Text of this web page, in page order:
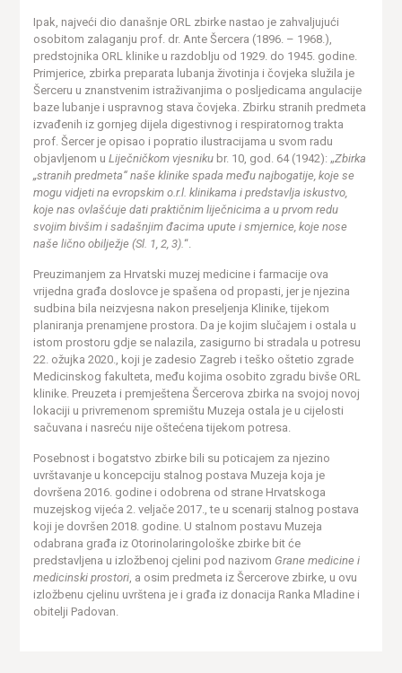
Ipak, najveći dio današnje ORL zbirke nastao je zahvaljujući
osobitom zalaganju prof. dr. Ante Šercera (1896. – 1968.),
predstojnika ORL klinike u razdoblju od 1929. do 1945. godine.
Primjerice, zbirka preparata lubanja životinja i čovjeka služila je
Šerceru u znanstvenim istraživanjima o posljedicama angulacije
baze lubanje i uspravnog stava čovjeka. Zbirku stranih predmeta
izvađenih iz gornjeg dijela digestivnog i respiratornog trakta
prof. Šercer je opisao i popratio ilustracijama u svom radu
objavljenom u Liječničkom vjesnikubr. 10, god. 64 (1942): „Zbirka
„stranih predmeta“ naše klinike spada među najbogatije, koje se
mogu vidjeti na evropskim o.r.l. klinikama i predstavlja iskustvo,
koje nas ovlašćuje dati praktičnim liječnicima a u prvom redu
svojim bivšim i sadašnjim đacima upute i smjernice, koje nose
naše lično obilježje (Sl. 1, 2, 3).“.
Preuzimanjem za Hrvatski muzej medicine i farmacije ova
vrijedna građa doslovce je spašena od propasti, jer je njezina
sudbina bila neizvjesna nakon preseljenja Klinike, tijekom
planiranja prenamjene prostora. Da je kojim slučajem i ostala u
istom prostoru gdje se nalazila, zasigurno bi stradala u potresu
22. ožujka 2020., koji je zadesio Zagreb i teško oštetio zgrade
Medicinskog fakulteta, među kojima osobito zgradu bivše ORL
klinike. Preuzeta i premještena Šercerova zbirka na svojoj novoj
lokaciji u privremenom spremištu Muzeja ostala je u cijelosti
sačuvana i nasreću nije oštećena tijekom potresa.
Posebnost i bogatstvo zbirke bili su poticajem za njezino
uvrštavanje u koncepciju stalnog postava Muzeja koja je
dovršena 2016. godine i odobrena od strane Hrvatskoga
muzejskog vijeća 2. veljače 2017., te u scenarij stalnog postava
koji je dovršen 2018. godine. U stalnom postavu Muzeja
odabrana građa iz Otorinolaringološke zbirke bit će
predstavljena u izložbenoj cjelini pod nazivom Grane medicine i
medicinski prostori, a osim predmeta iz Šercerove zbirke, u ovu
izložbenu cjelinu uvrštena je i građa iz donacija Ranka Mladine i
obitelji Padovan.